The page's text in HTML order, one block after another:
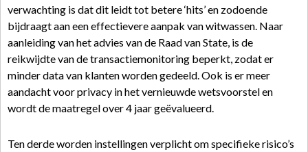
verwachting is dat dit leidt tot betere ‘hits’ en zodoende
bijdraagt aan een effectievere aanpak van witwassen. Naar
aanleiding van het advies van de Raad van State, is de
reikwijdte van de transactiemonitoring beperkt, zodat er
minder data van klanten worden gedeeld. Ook is er meer
aandacht voor privacy in het vernieuwde wetsvoorstel en
wordt de maatregel over 4 jaar geëvalueerd.
Ten derde worden instellingen verplicht om specifieke risico’s